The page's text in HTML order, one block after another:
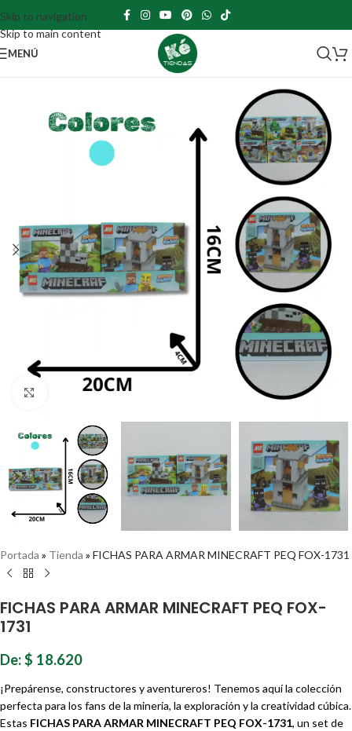
Skip to navigation
Skip to main content
MENÚ
Haz clic para ampliar
Portada » Tienda » FICHAS PARA ARMAR MINECRAFT PEQ FOX-1731
FICHAS PARA ARMAR MINECRAFT PEQ FOX-
1731
De:$ 18.620
¡Prepárense, constructores y aventureros! Tenemos aquí la colección
perfecta para los fans de la minería, la exploración y la creatividad cúbica.
Estas FICHAS PARA ARMAR MINECRAFT PEQ FOX-1731, un set de